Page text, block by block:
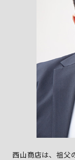
西山商店は、祖父